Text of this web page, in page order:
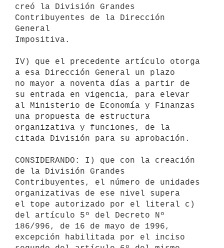
creó la División Grandes
Contribuyentes de la Dirección
General
Impositiva.
IV) que el precedente artículo otorga
a esa Dirección General un plazo
no mayor a noventa días a partir de
su entrada en vigencia, para elevar
al Ministerio de Economía y Finanzas
una propuesta de estructura
organizativa y funciones, de la
citada División para su aprobación.
CONSIDERANDO: I) que con la creación
de la División Grandes
Contribuyentes, el número de unidades
organizativas de ese nivel supera
el tope autorizado por el literal c)
del artículo 5º del Decreto Nº
186/996, de 16 de mayo de 1996,
excepción habilitada por el inciso